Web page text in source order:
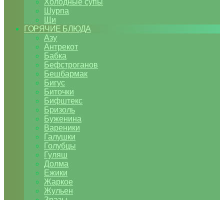
Холодные супы
Шурпа
Щи
ГОРЯЧИЕ БЛЮДА
Азу
Антрекот
Бабка
Бефстроганов
Бешбармак
Бигус
Биточки
Бифштекс
Бризоль
Буженина
Вареники
Галушки
Голубцы
Гуляш
Долма
Ежики
Жаркое
Жульен